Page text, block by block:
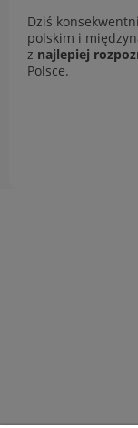
Dziś
polskim i
z najlepiej
Polsce.